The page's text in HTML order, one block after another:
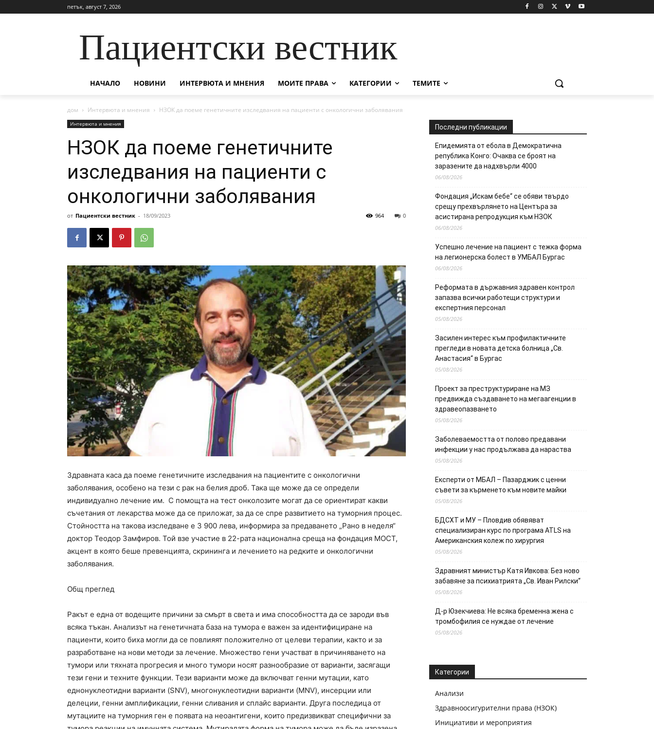
петък, август 7, 2026
Пациентски вестник
НАЧАЛО НОВИНИ ИНТЕРВЮТА И МНЕНИЯ МОИТЕ ПРАВА КАТЕГОРИИ ТЕМИТЕ
дом Интервюта и мнения НЗОК да поеме генетичните изследвания на пациенти с онкологични заболявания
Интервюта и мнения
НЗОК да поеме генетичните
изследвания на пациенти с
онкологични заболявания
от Пациентски вестник - 18/09/2023 0
964
Здравната каса да поеме генетичните изследвания на пациентите с онкологични
заболявания, особено на тези с рак на белия дроб. Така ще може да се определи
индивидуално лечение им. С помощта на тест онколозите могат да се ориентират какви
съчетания от лекарства може да се приложат, за да се спре развитието на туморния процес.
Стойността на такова изследване е 3 900 лева, информира за предаването „Рано в неделя“
доктор Теодор Замфиров. Той взе участие в 22-рата национална среща на фондация МОСТ,
акцент в която беше превенцията, скрининга и лечението на редките и онкологични
заболявания.
Общ преглед
Ракът е една от водещите причини за смърт в света и има способността да се зароди във
всяка тъкан. Анализът на генетичната база на тумора е важен за идентифициране на
пациенти, които биха могли да се повлияят положително от целеви терапии, както и за
разработване на нови методи за лечение. Множество гени участват в причиняването на
тумори или тяхната прогресия и много тумори носят разнообразие от варианти, засягащи
тези гени и техните функции. Тези варианти може да включват генни мутации, като
еднонуклеотидни варианти (SNV), многонуклеотидни варианти (MNV), инсерции или
делеции, генни амплификации, генни сливания и сплайс варианти. Друга последица от
мутациите на туморния ген e появата на неоантигени, които предизвикват специфични за
Последни публикации
Епидемията от ебола в Демократична
република Конго: Очаква се броят на
заразените да надхвърли 4000
06/08/2026
Фондация „Искам бебе“ се обяви твърдо
срещу прехвърлянето на Центъра за
асистирана репродукция към НЗОК
06/08/2026
Успешно лечение на пациент с тежка форма
на легионерска болест в УМБАЛ Бургас
06/08/2026
Реформата в държавния здравен контрол
запазва всички работещи структури и
експертния персонал
05/08/2026
Засилен интерес към профилактичните
прегледи в новата детска болница „Св.
Анастасия“ в Бургас
05/08/2026
Проект за преструктуриране на МЗ
предвижда създаването на мегаагенции в
здравеопазването
05/08/2026
Заболеваемостта от полово предавани
инфекции у нас продължава да нараства
05/08/2026
Експерти от МБАЛ – Пазарджик с ценни
съвети за кърменето към новите майки
05/08/2026
БДСХТ и МУ – Пловдив обявяват
специализиран курс по програма ATLS на
Американския колеж по хирургия
05/08/2026
Здравният министър Катя Ивкова: Без ново
забавяне за психиатрията „Св. Иван Рилски“
05/08/2026
Д-р Юзекчиева: Не всяка бременна жена с
тромбофилия се нуждае от лечение
05/08/2026
Категории
Анализи
Здравноосигурителни права (НЗОК)
Инициативи и мероприятия